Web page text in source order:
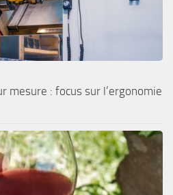
mesure : focus sur l’ergonomie